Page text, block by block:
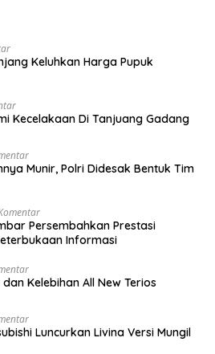
Keluhkan Harga Pupuk
Kecelakaan Di Tanjuang Gadang
Munir, Polri Didesak Bentuk Tim
Persembahkan Prestasi
Informasi
Kelebihan All New Terios
Luncurkan Livina Versi Mungil